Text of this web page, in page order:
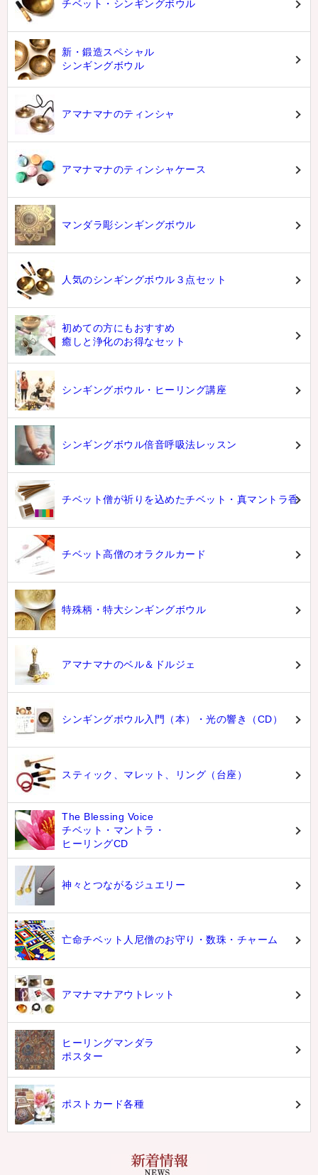
チベット・シンギングボウル
新・鍛造スペシャル
シンギングボウル
アマナマナのティンシャ
アマナマナのティンシャケース
マンダラ彫シンギングボウル
人気のシンギングボウル３点セット
初めての方にもおすすめ
癒しと浄化のお得なセット
シンギングボウル・ヒーリング講座
シンギングボウル倍音呼吸法レッスン
チベット僧が祈りを込めたチベット・真マントラ香
チベット高僧のオラクルカード
特殊柄・特大シンギングボウル
アマナマナのベル＆ドルジェ
シンギングボウル入門（本）・光の響き（CD）
スティック、マレット、リング（台座）
The Blessing Voice
チベット・マントラ・
ヒーリングCD
神々とつながるジュエリー
亡命チベット人尼僧のお守り・数珠・チャーム
アマナマナアウトレット
ヒーリングマンダラ
ポスター
ポストカード各種